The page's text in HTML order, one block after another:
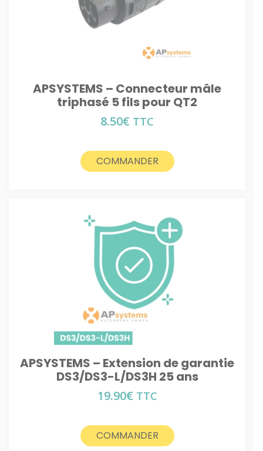
APSYSTEMS – Connecteur mâle
triphasé 5 fils pour QT2
8.50€ TTC
COMMANDER
APSYSTEMS – Extension de garantie
DS3/DS3-L/DS3H 25 ans
19.90€ TTC
COMMANDER